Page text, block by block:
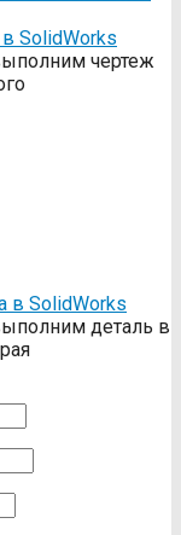
SolidWorks
чертеж
в SolidWorks
деталь в